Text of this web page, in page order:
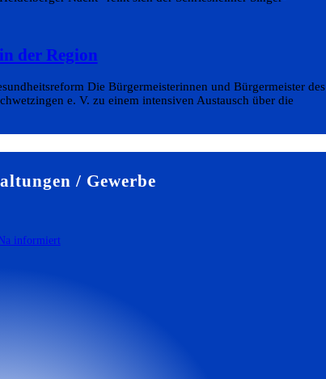
der Region
Die Bürgermeisterinnen und Bürgermeister des
e. V. zu einem intensiven Austausch über die
/ Gewerbe